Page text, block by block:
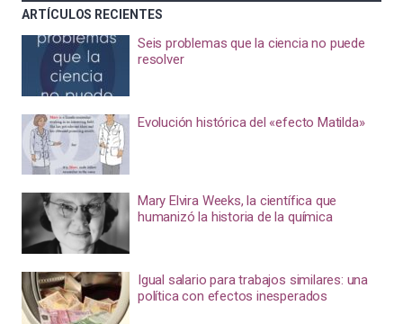
ARTÍCULOS RECIENTES
Seis problemas que la ciencia no puede
resolver
Evolución histórica del «efecto Matilda»
Mary Elvira Weeks, la científica que
humanizó la historia de la química
Igual salario para trabajos similares: una
política con efectos inesperados